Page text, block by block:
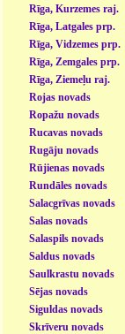
Rīga, Kurzemes raj.
Rīga, Latgales prp.
Rīga, Vidzemes prp.
Rīga, Zemgales prp.
Rīga, Ziemeļu raj.
Rojas novads
Ropažu novads
Rucavas novads
Rugāju novads
Rūjienas novads
Rundāles novads
Salacgrīvas novads
Salas novads
Salaspils novads
Saldus novads
Saulkrastu novads
Sējas novads
Siguldas novads
Skrīveru novads